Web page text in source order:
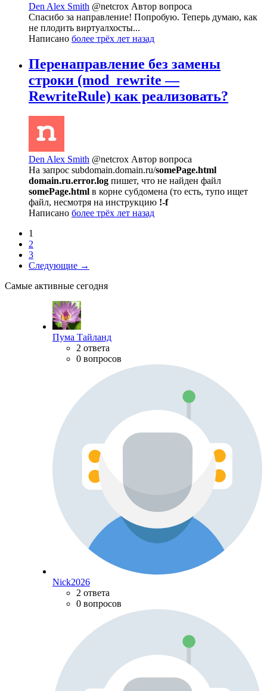
Den Alex Smith @netcrox Автор вопроса
Спасибо за направление! Попробую. Теперь думаю, как
не плодить виртуалхосты...
Написано более трёх лет назад
Перенаправление без замены
строки (mod_rewrite —
RewriteRule) как реализовать?
Den Alex Smith @netcrox Автор вопроса
На запрос subdomain.domain.ru/somePage.html
domain.ru.error.log пишет, что не найден файл
somePage.html в корне субдомена (то есть, тупо ищет
файл, несмотря на инструкцию !-f
Написано более трёх лет назад
1
2
3
Следующие →
Самые активные сегодня
Пума Тайланд
2 ответа
0 вопросов
Nick2026
2 ответа
0 вопросов